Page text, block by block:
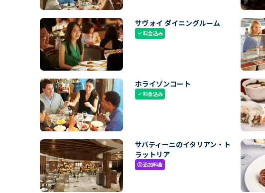
サヴォイ ダイニングルーム
check料金込み
ホライゾンコート
check料金込み
サバティーニのイタリアン・ト
ラットリア
paid追加料金